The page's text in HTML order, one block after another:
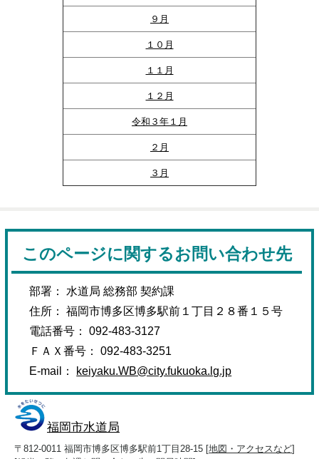
９月
１０月
１１月
１２月
令和３年１月
２月
３月
このページに関するお問い合わせ先
部署： 水道局 総務部 契約課
住所： 福岡市博多区博多駅前１丁目２８番１５号
電話番号： 092-483-3127
ＦＡＸ番号： 092-483-3251
E-mail：
keiyaku.WB@city.fukuoka.lg.jp
福岡市水道局
〒812-0011 福岡市博多区博多駅前1丁目28-15 [地図・アクセスなど]